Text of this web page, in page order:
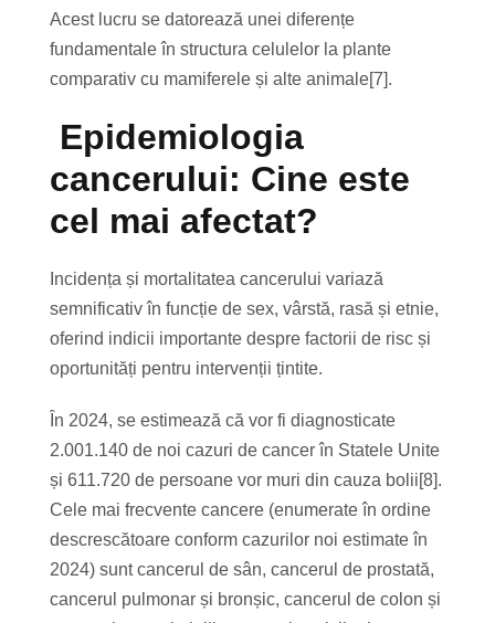
Acest lucru se datorează unei diferențe
fundamentale în structura celulelor la plante
comparativ cu mamiferele și alte animale[7].
Epidemiologia
cancerului: Cine este
cel mai afectat?
Incidența și mortalitatea cancerului variază
semnificativ în funcție de sex, vârstă, rasă și etnie,
oferind indicii importante despre factorii de risc și
oportunități pentru intervenții țintite.
În 2024, se estimează că vor fi diagnosticate
2.001.140 de noi cazuri de cancer în Statele Unite
și 611.720 de persoane vor muri din cauza bolii[8].
Cele mai frecvente cancere (enumerate în ordine
descrescătoare conform cazurilor noi estimate în
2024) sunt cancerul de sân, cancerul de prostată,
cancerul pulmonar și bronșic, cancerul de colon și